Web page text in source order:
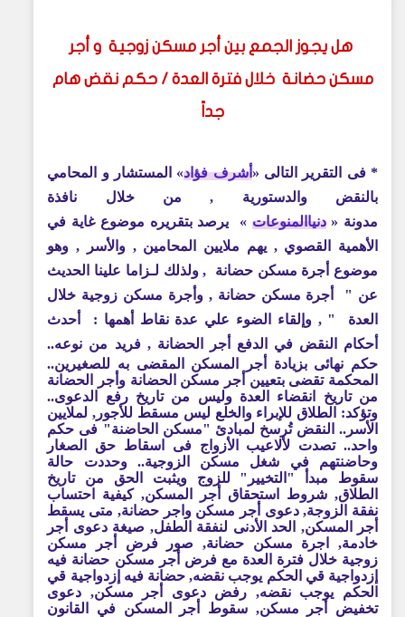
هل يجوز الجمع بين أجر مسكن زوجية و أجر
مسكن حضانة خلال فترة العدة / حكم نقض هام
جداً
* فى التقرير التالى «أشرف فؤاد» المستشار و
المحامي
بالنقض والدستورية , من خلال نافذة
مدونة
« دنياالمنوعات»
يرصد بتقريره موضوع غاية في
الأهمية القصوي , يهم ملايين المحامين , والأسر , وهو
موضوع أجرة مسكن حضانة ,ولذلك لـزاما علينا الحديث
عن " أجرة مسكن حضانة , و أجرة مسكن زوجية خلال
العدة
" , وإلقاء الضوء علي عدة نقاط أهمها : أحدث
أحكام النقض في الدفع أجر الحضانة ,فريد من نوعه..
حكم نهائى بزيادة أجر المسكن المقضى به للصغيرين..
المحكمة تقضى بتعيين أجر مسكن الحضانة وأجر الحضانة
من تاريخ انقضاء العدة وليس من تاريخ رفع الدعوى..
وتؤكد: الطلاق للإبراء والخلع ليس مسقط للأجور, لملايين
الأسر.. النقض تُرسخ لمبادئ "مسكن الحاضنة" فى حكم
واحد.. تصدت لألاعيب الأزواج فى اسقاط حق الصغار
وحاضنتهم في شغل مسكن الزوجية.. وحددت حالة
سقوط مبدأ "التخيير" للزوج ويثبت الحق من تاريخ
الطلاق, شروط استحقاق أجر المسكن, كيفية احتساب
نفقة الزوجة, دعوى أجر مسكن واجر حضانة, متى يسقط
أجر المسكن, الحد الأدنى لنفقة الطفل, صيغة دعوى أجر
خادمة, اجرة مسكن حضانة, صور فرض أجر مسكن
زوجية خلال فترة العدة مع فرض أجر مسكن حضانة فيه
إزدواجية قي الحكم يوجب نقضه, حضانة فيه إزدواجية قي
الحكم يوجب نقضه, رفض دعوى أجر مسكن, دعوى
تخفيض أجر مسكن, سقوط أجر المسكن في القانون